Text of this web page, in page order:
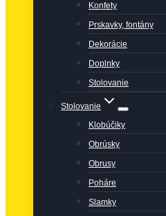
Konfety
Prskavky, fontány
Dekorácie
Doplnky
Stolovanie
Stolovanie
Klobúčiky
Obrúsky
Obrusy
Poháre
Slamky